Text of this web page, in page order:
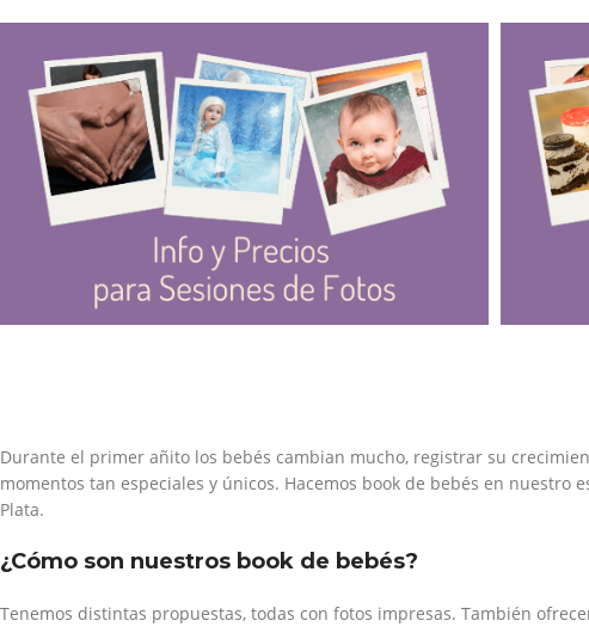
Durante el primer añito los bebés cambian mucho, registrar su
momentos tan especiales y únicos. Hacemos book de bebés en nuestro
Plata.
¿Cómo son nuestros book de bebés?
Tenemos distintas propuestas, todas con fotos impresas. También